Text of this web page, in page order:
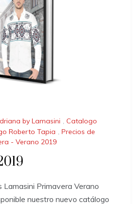
by Lamasini , Catalogo
Roberto Tapia , Precios de
- Verano 2019
Lamasini Primavera Verano
nuestro nuevo catálogo